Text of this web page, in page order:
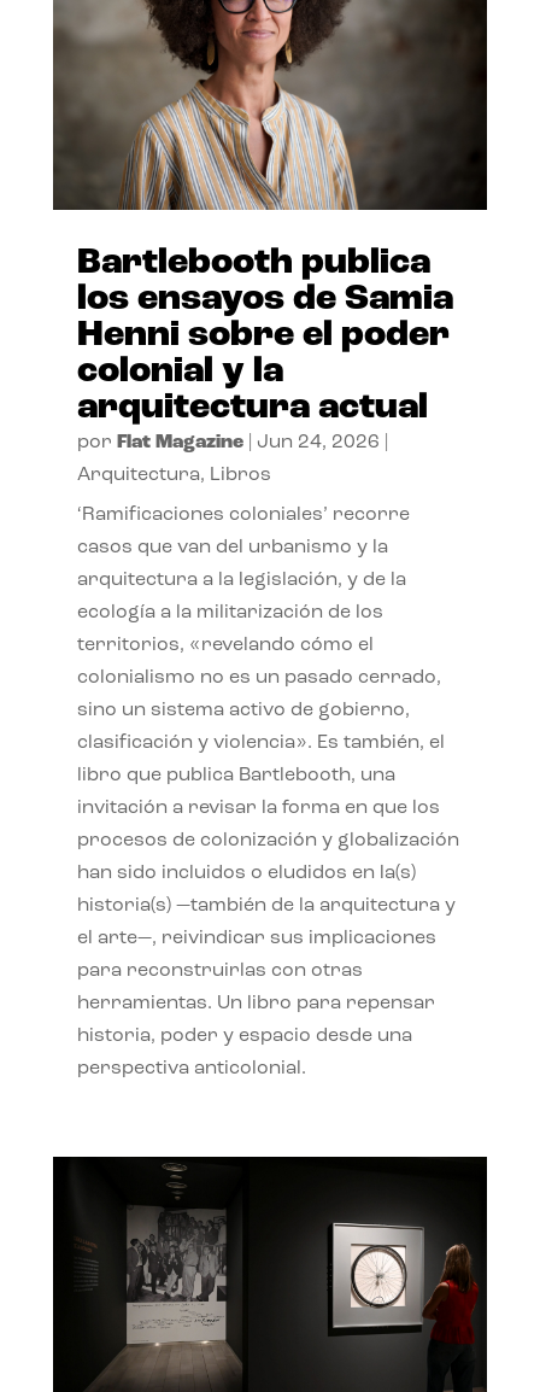
Bartlebooth publica
los ensayos de Samia
Henni sobre el poder
colonial y la
arquitectura actual
por Flat Magazine| Jun 24, 2026
Arquitectura, Libros
‘Ramificaciones coloniales’ recorre
casos que van del urbanismo y la
arquitectura a la legislación, y de la
ecología a la militarización de los
territorios, «revelando cómo el
colonialismo no es un pasado cerrado,
sino un sistema activo de gobierno,
clasificación y violencia». Es también, el
libro que publica Bartlebooth, una
invitación a revisar la forma en que los
procesos de colonización y globalización
han sido incluidos o eludidos en la(s)
historia(s) —también de la arquitectura y
el arte—, reivindicar sus implicaciones
para reconstruirlas con otras
herramientas. Un libro para repensar
historia, poder y espacio desde una
perspectiva anticolonial.